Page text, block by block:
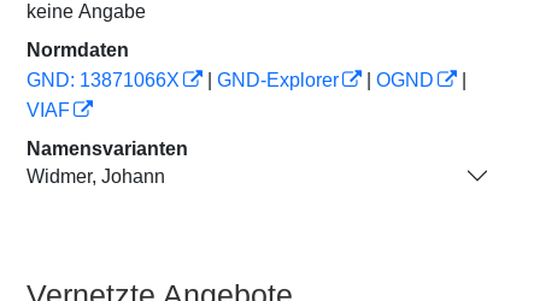
keine Angabe
Normdaten
GND: 13871066X
GND-Explorer OGND
VIAF
Namensvarianten
Widmer, Johann